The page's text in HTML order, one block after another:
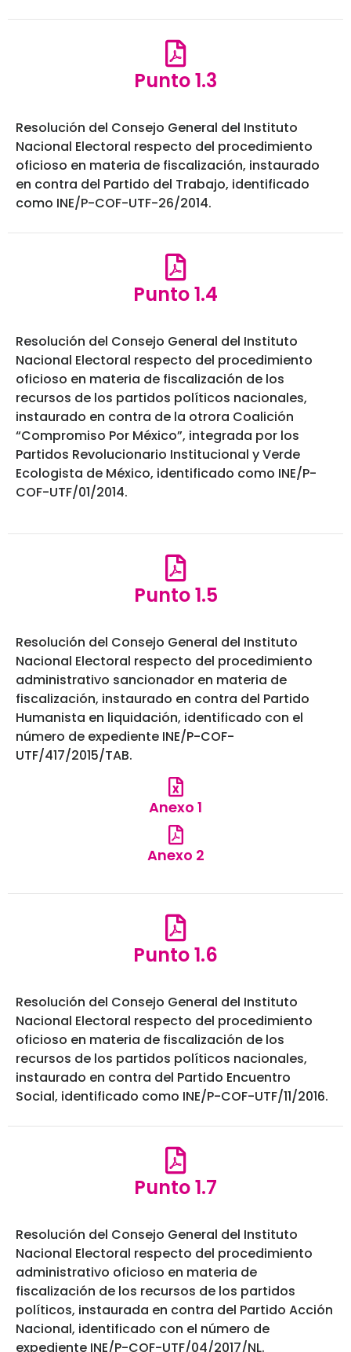
Punto 1.3
Resolución del Consejo General del Instituto
Nacional Electoral respecto del procedimiento
oficioso en materia de fiscalización, instaurado
en contra del Partido del Trabajo, identificado
como INE/P-COF-UTF-26/2014.
Punto 1.4
Resolución del Consejo General del Instituto
Nacional Electoral respecto del procedimiento
oficioso en materia de fiscalización de los
recursos de los partidos políticos nacionales,
instaurado en contra de la otrora Coalición
“Compromiso Por México”, integrada por los
Partidos Revolucionario Institucional y Verde
Ecologista de México, identificado como INE/P-
COF-UTF/01/2014.
Punto 1.5
Resolución del Consejo General del Instituto
Nacional Electoral respecto del procedimiento
administrativo sancionador en materia de
fiscalización, instaurado en contra del Partido
Humanista en liquidación, identificado con el
número de expediente INE/P-COF-
UTF/417/2015/TAB.
Anexo 1
Anexo 2
Punto 1.6
Resolución del Consejo General del Instituto
Nacional Electoral respecto del procedimiento
oficioso en materia de fiscalización de los
recursos de los partidos políticos nacionales,
instaurado en contra del Partido Encuentro
Social, identificado como INE/P-COF-UTF/11/2016.
Punto 1.7
Resolución del Consejo General del Instituto
Nacional Electoral respecto del procedimiento
administrativo oficioso en materia de
fiscalización de los recursos de los partidos
políticos, instaurada en contra del Partido Acción
Nacional, identificado con el número de
expediente INE/P-COF-UTF/04/2017/NL.